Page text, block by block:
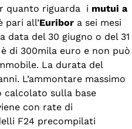
quanto riguarda i mutui a
pari all’Euribor a sei mesi
del 30 giugno o del 31
di 300mila euro e non può
La durata del
L’ammontare massimo
calcolato sulla base
con rate di
F24 precompilati